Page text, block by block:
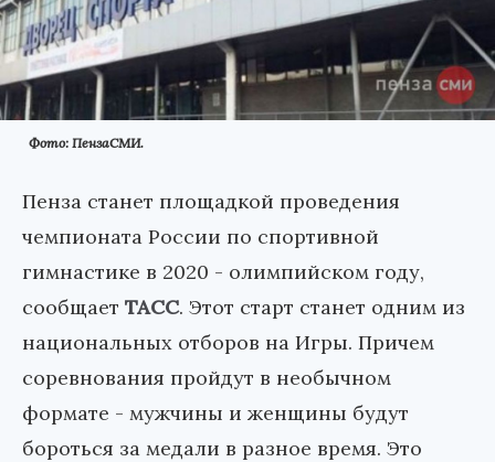
Фото: ПензаСМИ.
Пенза станет площадкой проведения
чемпионата России по спортивной
гимнастике в 2020 - олимпийском году,
сообщает ТАСС. Этот старт станет одним из
национальных отборов на Игры. Причем
соревнования пройдут в необычном
формате - мужчины и женщины будут
бороться за медали в разное время. Это